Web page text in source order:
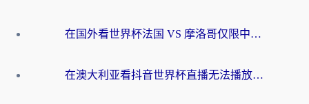
在国外看世界杯法国 VS 摩洛哥仅限中国大陆？别让地域限制拦下你的欢呼
在澳大利亚看抖音世界杯直播无法播放？海外党体育观赛终极指南来了！